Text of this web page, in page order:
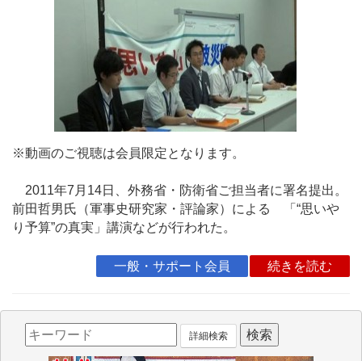
※動画のご視聴は会員限定となります。
2011年7月14日、外務省・防衛省ご担当者に署名提出。
前田哲男氏（軍事史研究家・評論家）による 「“思いや
り予算”の真実」講演などが行われた。
一般・サポート会員 続きを読む
詳細検索